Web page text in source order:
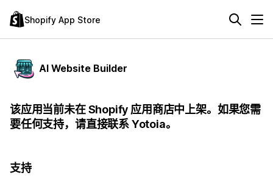
Shopify App Store
AI Website Builder
该应用当前未在 Shopify 应用商店中上架。如果您需
要任何支持，请直接联系 Yotoia。
支持